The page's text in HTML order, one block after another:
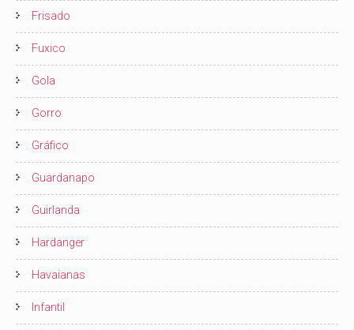
Frisado
Fuxico
Gola
Gorro
Gráfico
Guardanapo
Guirlanda
Hardanger
Havaianas
Infantil